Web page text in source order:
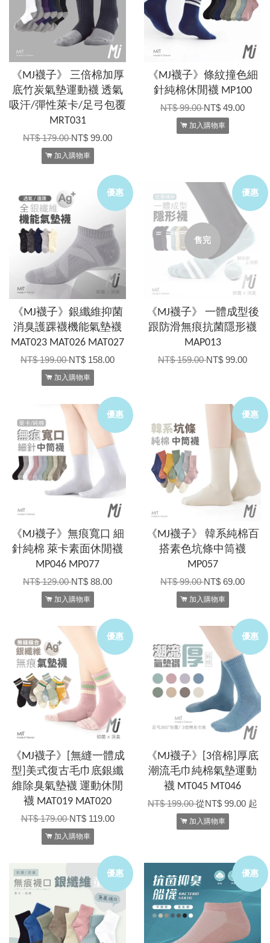
《MJ襪子》 三倍棉加厚
底竹炭氣墊運動襪 透氣
吸汗/彈性萊卡/足弓包覆
MRT031
NT$ 179.00NT$ 99.00
加入購物車
《MJ襪子》條紋撞色細
針純棉休閒襪 MP100
NT$ 99.00NT$ 49.00
加入購物車
優惠
《MJ襪子》銀纖維抑菌
消臭護踝襪機能氣墊襪
MAT023 MAT026 MAT027
NT$ 199.00NT$ 158.00
加入購物車
優惠
售完
《MJ襪子》 一體成型後
跟防滑無痕抗菌隱形襪
MAP013
NT$ 159.00NT$ 99.00
優惠
《MJ襪子》無痕寬口 細
針純棉 萊卡素面休閒襪
MP046 MP077
NT$ 129.00NT$ 88.00
加入購物車
優惠
《MJ襪子》 韓系純棉百
搭素色坑條中筒襪
MP057
NT$ 99.00NT$ 69.00
加入購物車
優惠
《MJ襪子》[無縫一體成
型]美式復古毛巾底銀纖
維除臭氣墊襪 運動休閒
襪 MAT019 MAT020
NT$ 179.00NT$ 119.00
加入購物車
優惠
《MJ襪子》[3倍棉]厚底
潮流毛巾純棉氣墊運動
襪 MT045 MT046
NT$ 199.00從NT$ 99.00 起
加入購物車
優惠 優惠